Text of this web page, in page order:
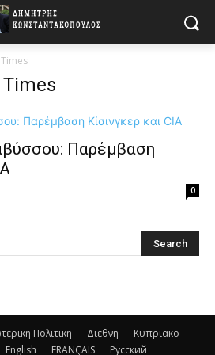
Παρέμβαση
0
Πολιτικη Διεθνη
Κυπριακο
English FRANÇAIS Русский